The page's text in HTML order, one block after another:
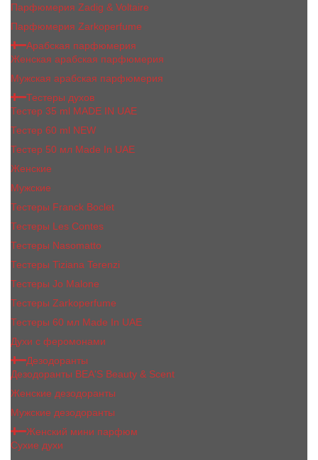
Парфюмерия Zadig & Voltaire
Парфюмерия Zarkoperfume
Арабская парфюмерия
Женская арабская парфюмерия
Мужская арабская парфюмерия
Тестеры духов
Тестер 35 ml MADE IN UAE
Тестер 60 ml NEW
Тестер 50 мл Made In UAE
Женские
Мужские
Тестеры Franck Boclet
Тестеры Les Contes
Тестеры Nasomatto
Тестеры Tiziana Terenzi
Тестеры Jо Malоnе
Тестеры Zarkoperfume
Тестеры 60 мл Made In UAE
Духи с феромонами
Дезодоранты
Дезодоранты BEA'S Beauty & Scent
Женские дезодоранты
Мужские дезодоранты
Женский мини парфюм
Сухие духи